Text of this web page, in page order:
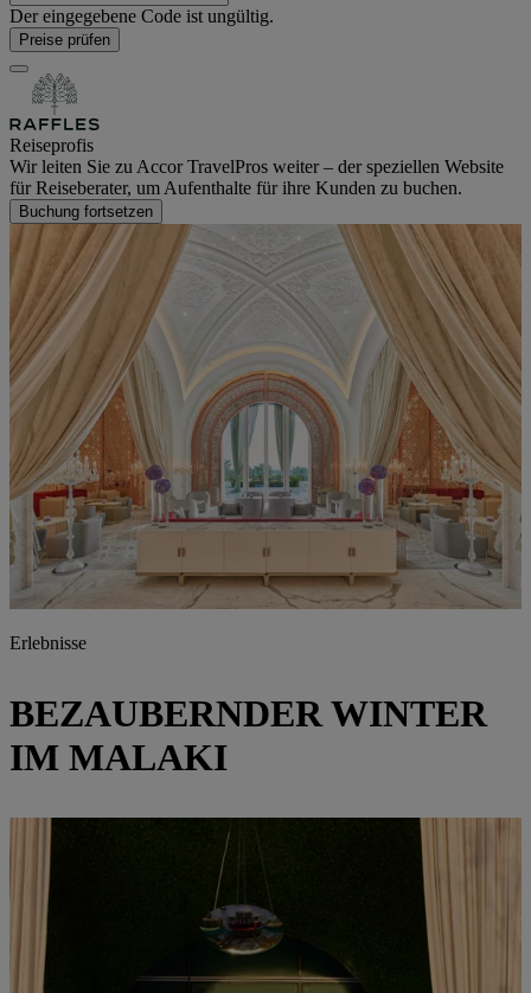
Der eingegebene Code ist ungültig.
Preise prüfen
Reiseprofis
Wir leiten Sie zu Accor TravelPros weiter – der speziellen Website
für Reiseberater, um Aufenthalte für ihre Kunden zu buchen.
Buchung fortsetzen
Erlebnisse
BEZAUBERNDER WINTER
IM MALAKI